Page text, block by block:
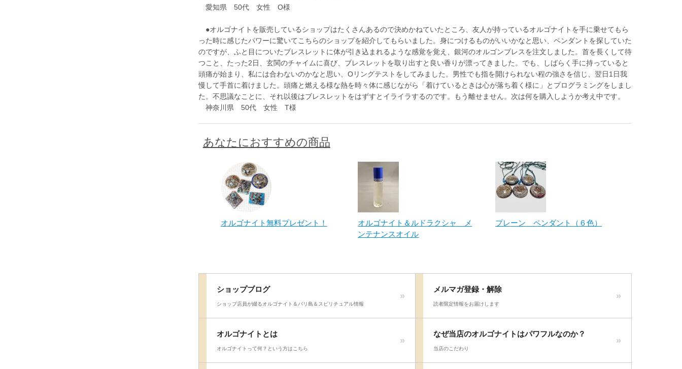
愛知県 50代 女性 O様
●オルゴナイトを販売しているショップはたくさんあるので決めかねていたところ、友人が持っているオルゴナイトを手に乗せてもら
った時に感じたパワーに驚いてこちらのショップを紹介してもらいました。身につけるものがいいかなと思い、ペンダントを探していた
のですが、ふと目についたブレスレットに体が引き込まれるような感覚を覚え、銀河のオルゴンブレスを注文しました。首を長くして待
つこと、たった2日、玄関のチャイムに喜び、ブレスレットを取り出すと良い香りが漂ってきました。でも、しばらく手に持っていると
頭痛が始まり、私には合わないのかなと思い、Oリングテストをしてみました。男性でも指を開けられない程の強さを信じ、翌日1日我
慢して手首に着けました。頭痛と燃える様な熱を時々体に感じながら「着けているときは心が落ち着く様に」とプログラミングをしまし
た。不思議なことに、それ以後はブレスレットをはずすとイライラするのです。もう離せません。次は何を購入しようか考え中です。
神奈川県 50代 女性 T様
あなたにおすすめの商品
オルゴナイト無料プレゼント！
オルゴナイト＆ルドラクシャ メ
ンテナンスオイル
プレーン ペンダント（６色）
ショップブログ
ショップ店員が綴るオルゴナイト＆バリ島＆スピリチュアル情報
メルマガ登録・解除
読者限定情報をお届けします
オルゴナイトとは
オルゴナイトって何？という方はこちら
なぜ当店のオルゴナイトはパワフルなのか？
当店のこだわり